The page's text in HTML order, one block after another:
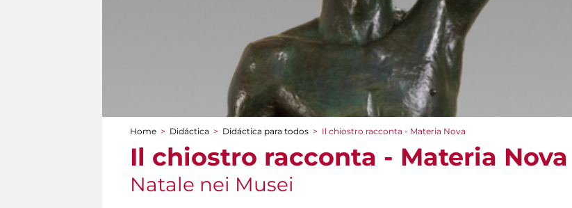
You are here
Home > Didáctica > Didáctica para todos > Il chiostro racconta - Materia Nova
Il chiostro racconta - Materia Nova
Natale nei Musei